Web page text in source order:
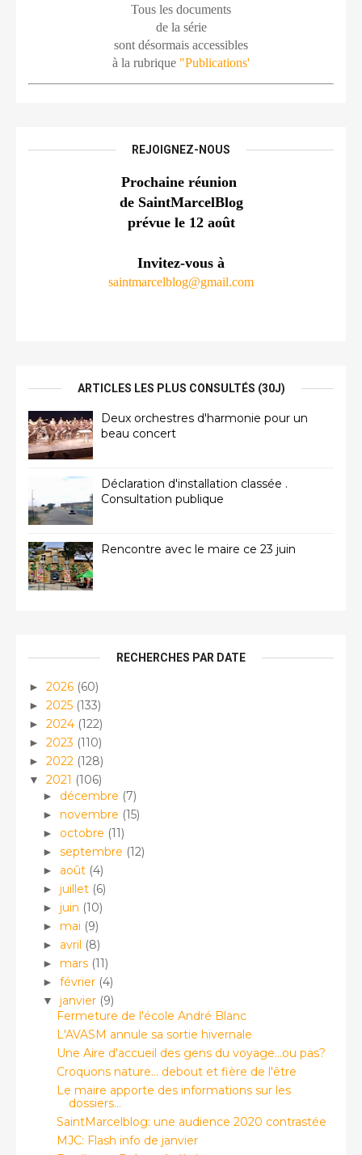
Tous les documents
de la série
sont désormais accessibles
à la rubrique "Publications'
REJOIGNEZ-NOUS
Prochaine réunion
de SaintMarcelBlog
prévue le 12 août
Invitez-vous à
saintmarcelblog@gmail.com
ARTICLES LES PLUS CONSULTÉS (30J)
Deux orchestres d'harmonie pour un
beau concert
Déclaration d'installation classée .
Consultation publique
Rencontre avec le maire ce 23 juin
RECHERCHES PAR DATE
► 2026 (60)
► 2025 (133)
► 2024 (122)
► 2023 (110)
► 2022 (128)
▼ 2021 (106)
► décembre (7)
► novembre (15)
► octobre (11)
► septembre (12)
► août (4)
► juillet (6)
► juin (10)
► mai (9)
► avril (8)
► mars (11)
► février (4)
▼ janvier (9)
Fermeture de l'école André Blanc
L'AVASM annule sa sortie hivernale
Une Aire d'accueil des gens du voyage...ou pas?
Croquons nature... debout et fière de l'être
Le maire apporte des informations sur les
dossiers...
SaintMarcelblog: une audience 2020 contrastée
MJC: Flash info de janvier